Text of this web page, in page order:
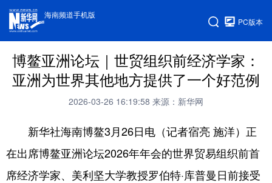
海南频道手机版
PC版本
博鳌亚洲论坛｜世贸组织前经济学家：
亚洲为世界其他地方提供了一个好范例
2026-03-26 16:19:58 来源：新华网
新华社海南博鳌3月26日电（记者宿亮 施洋）正
在出席博鳌亚洲论坛2026年年会的世界贸易组织前首
席经济学家、美利坚大学教授罗伯特·库普曼日前接受